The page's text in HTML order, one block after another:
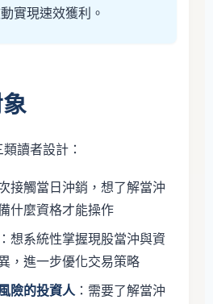
實現速效獲利。
讀者設計：
接觸當日沖銷，想了解當沖
什麼資格才能操作
：想系統性掌握現股當沖與資
，進一步優化交易策略
險的投資人：需要了解當沖